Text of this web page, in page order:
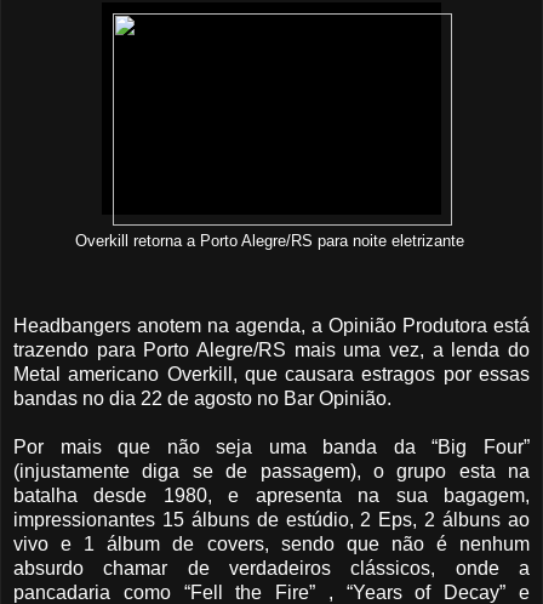
Overkill retorna a Porto Alegre/RS para noite eletrizante
Headbangers anotem na agenda, a Opinião Produtora está
trazendo para Porto Alegre/RS mais uma vez, a lenda do
Metal americano Overkill, que causara estragos por essas
bandas no dia 22 de agosto no Bar Opinião.
Por mais que não seja uma banda da “Big Four”
(injustamente diga se de passagem), o grupo esta na
batalha desde 1980, e apresenta na sua bagagem,
impressionantes 15 álbuns de estúdio, 2 Eps, 2 álbuns ao
vivo e 1 álbum de covers, sendo que não é nenhum
absurdo chamar de verdadeiros clássicos, onde a
pancadaria como “Fell the Fire” , “Years of Decay” e